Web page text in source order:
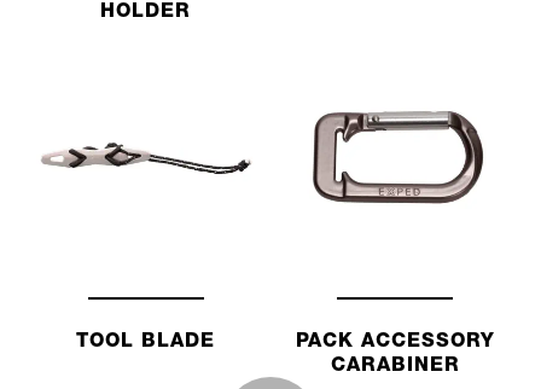
HOLDER
TOOL BLADE
PACK ACCESSORY
CARABINER